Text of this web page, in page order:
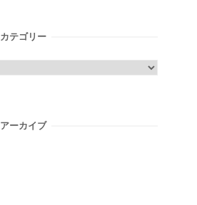
カテゴリー
アーカイブ